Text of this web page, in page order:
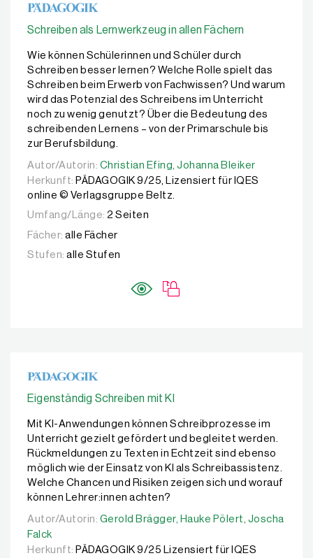
Schreiben als Lernwerkzeug in allen Fächern
Wie können Schülerinnen und Schüler durch
Schreiben besser lernen? Welche Rolle spielt das
Schreiben beim Erwerb von Fachwissen? Und warum
wird das Potenzial des Schreibens im Unterricht
noch zu wenig genutzt? Über die Bedeutung des
schreibenden Lernens – von der Primarschule bis
zur Berufsbildung.
Autor/Autorin: Christian Efing, Johanna Bleiker
Autor/Autorin: Christian Efing, Johanna Bleiker
Herkunft: PÄDAGOGIK 9/25, Lizensiert für IQES
online © Verlagsgruppe Beltz.
Umfang/Länge: 2 Seiten
Fächer: alle Fächer
Stufen: alle Stufen
Eigenständig Schreiben mit KI
Mit KI-Anwendungen können Schreibprozesse im
Unterricht gezielt gefördert und begleitet werden.
Rückmeldungen zu Texten in Echtzeit sind ebenso
möglich wie der Einsatz von KI als Schreibassistenz.
Welche Chancen und Risiken zeigen sich und worauf
können Lehrer:innen achten?
Autor/Autorin: Gerold Brägger, Hauke Pölert, Joscha Falck
Autor/Autorin: Gerold Brägger, Hauke Pölert, Joscha
Falck
Herkunft: PÄDAGOGIK 9/25 Lizensiert für IQES